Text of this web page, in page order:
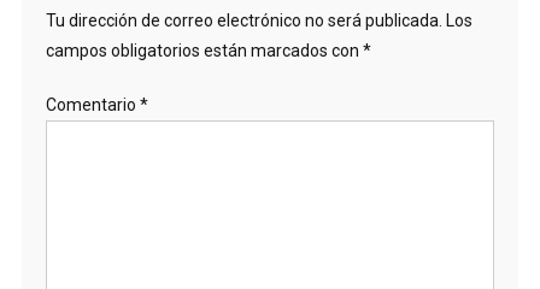
Tu dirección de correo electrónico no será publicada. Los
campos obligatorios están marcados con *
Comentario *